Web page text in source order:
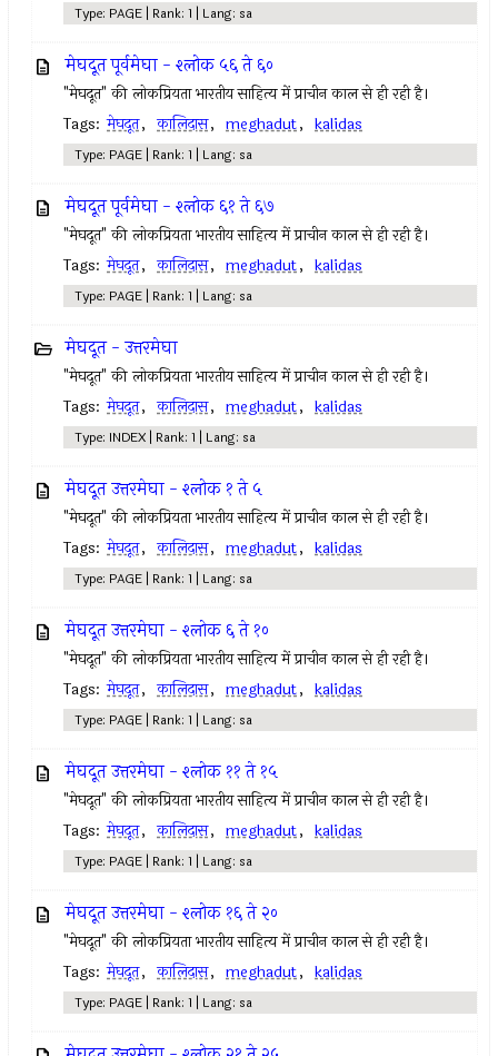
Type: PAGE | Rank: 1 | Lang: sa
मेघदूत पूर्वमेघा - श्लोक ५६ ते ६०
"मेघदूत" की लोकप्रियता भारतीय साहित्य में प्राचीन काल से ही रही है।
Tags: मेघदूत, कालिदास, meghadut, kalidas
Type: PAGE | Rank: 1 | Lang: sa
मेघदूत पूर्वमेघा - श्लोक ६१ ते ६७
"मेघदूत" की लोकप्रियता भारतीय साहित्य में प्राचीन काल से ही रही है।
Tags: मेघदूत, कालिदास, meghadut, kalidas
Type: PAGE | Rank: 1 | Lang: sa
मेघदूत - उत्तरमेघा
"मेघदूत" की लोकप्रियता भारतीय साहित्य में प्राचीन काल से ही रही है।
Tags: मेघदूत, कालिदास, meghadut, kalidas
Type: INDEX | Rank: 1 | Lang: sa
मेघदूत उत्तरमेघा - श्लोक १ ते ५
"मेघदूत" की लोकप्रियता भारतीय साहित्य में प्राचीन काल से ही रही है।
Tags: मेघदूत, कालिदास, meghadut, kalidas
Type: PAGE | Rank: 1 | Lang: sa
मेघदूत उत्तरमेघा - श्लोक ६ ते १०
"मेघदूत" की लोकप्रियता भारतीय साहित्य में प्राचीन काल से ही रही है।
Tags: मेघदूत, कालिदास, meghadut, kalidas
Type: PAGE | Rank: 1 | Lang: sa
मेघदूत उत्तरमेघा - श्लोक ११ ते १५
"मेघदूत" की लोकप्रियता भारतीय साहित्य में प्राचीन काल से ही रही है।
Tags: मेघदूत, कालिदास, meghadut, kalidas
Type: PAGE | Rank: 1 | Lang: sa
मेघदूत उत्तरमेघा - श्लोक १६ ते २०
"मेघदूत" की लोकप्रियता भारतीय साहित्य में प्राचीन काल से ही रही है।
Tags: मेघदूत, कालिदास, meghadut, kalidas
Type: PAGE | Rank: 1 | Lang: sa